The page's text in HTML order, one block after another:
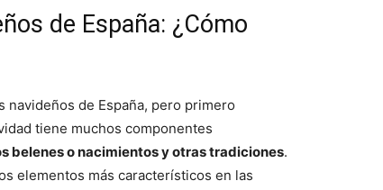
de España: ¿Cómo
de España, pero primero
tiene muchos componentes
belenes o nacimientos y otras tradiciones.
elementos más característicos en las